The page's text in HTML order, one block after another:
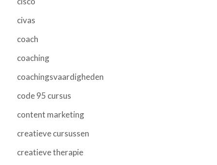
civas
coach
coaching
coachingsvaardigheden
code 95 cursus
content marketing
creatieve cursussen
creatieve therapie